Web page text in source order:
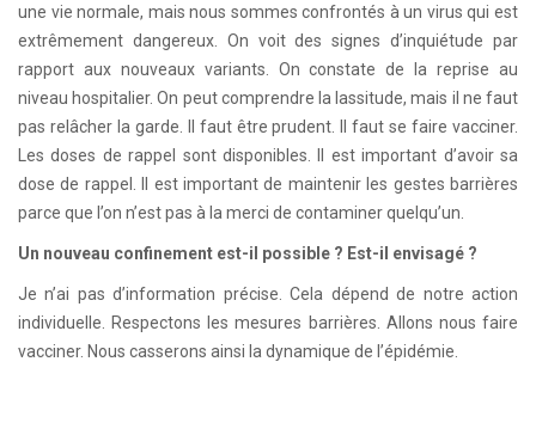
une vie normale, mais nous sommes confrontés à un virus qui est
extrêmement dangereux. On voit des signes d’inquiétude par
rapport aux nouveaux variants. On constate de la reprise au
niveau hospitalier. On peut comprendre la lassitude, mais il ne faut
pas relâcher la garde. Il faut être prudent. Il faut se faire vacciner.
Les doses de rappel sont disponibles. Il est important d’avoir sa
dose de rappel. Il est important de maintenir les gestes barrières
parce que l’on n’est pas à la merci de contaminer quelqu’un.
Un nouveau confinement est-il possible ? Est-il envisagé ?
Je n’ai pas d’information précise. Cela dépend de notre action
individuelle. Respectons les mesures barrières. Allons nous faire
vacciner. Nous casserons ainsi la dynamique de l’épidémie.